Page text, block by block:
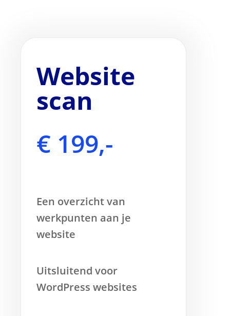
Website
scan
€ 199,-
Een overzicht van
werkpunten aan je
website
Uitsluitend voor
WordPress websites